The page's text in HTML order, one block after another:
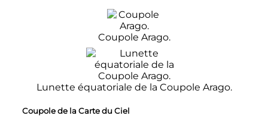
Coupole Arago.
Lunette équatoriale de la Coupole Arago.
Coupole de la Carte du Ciel